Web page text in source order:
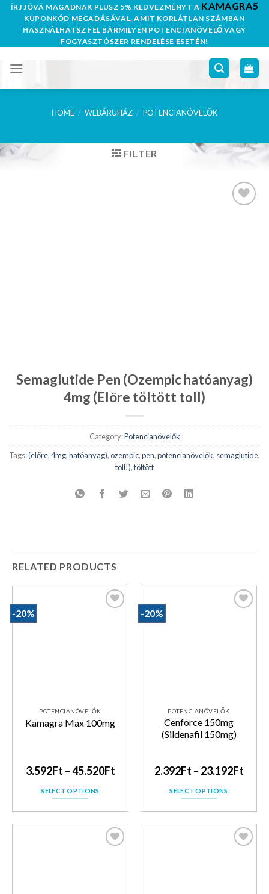
SkipÍRJ JÓVÁ MAGADNAK PLUSZ 5% KEDVEZMÉNYT A KAMAGRA5
KUPONKÓD MEGADÁSÁVAL, AMIT KORLÁTLAN SZÁMBAN
HASZNÁLHATSZ FEL BÁRMILYEN POTENCIANÖVELŐ VAGY
FOGYASZTÓSZER RENDELÉSE ESETÉN!
HOME / WEBÁRUHÁZ / POTENCIANÖVELŐK
FILTER
Semaglutide Pen (Ozempic hatóanyag)
4mg (Előre töltött toll)
Category:Potencianövelők
Tags:(előre,4mg,hatóanyag),ozempic,pen,potencianövelők, semaglutide,
toll!),töltött
RELATED PRODUCTS
-20%
POTENCIANÖVELŐK
Kamagra Max 100mg
3.592Ft –45.520Ft
SELECT OPTIONS
-20%
POTENCIANÖVELŐK
Cenforce 150mg
(Sildenafil 150mg)
2.392Ft – 23.192Ft
SELECT OPTIONS